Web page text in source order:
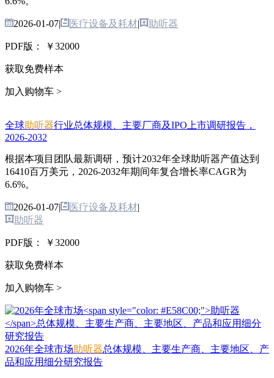
2026-01-07| 医疗设备及耗材| 助听器
PDF版： ￥32000
获取免费样本
加入购物车 >
全球助听器行业总体规模、主要厂商及IPO上市调研报告，
2026-2032
根据本项目团队最新调研，预计2032年全球助听器产值达到
16410百万美元，2026-2032年期间年复合增长率CAGR为
6.6%。
2026-01-07| 医疗设备及耗材|
助听器
PDF版： ￥32000
获取免费样本
加入购物车 >
2026年全球市场助听器总体规模、主要生产商、主要地区、产
品和应用细分研究报告